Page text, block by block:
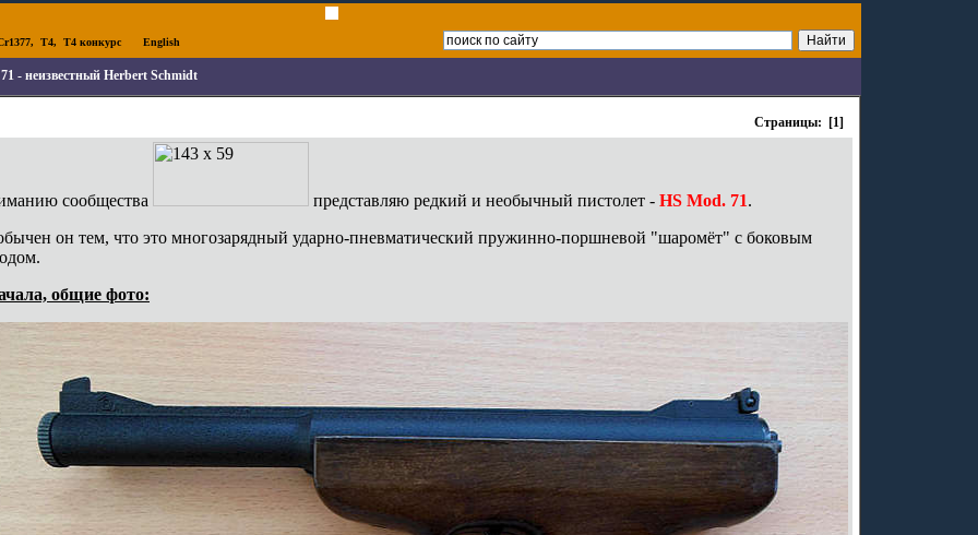
, T4, T4 конкурс English
- неизвестный Herbert Schmidt
Страницы: [1]
сообщества представляю редкий и необычный пистолет - HS Mod. 71.
он тем, что это многозарядный ударно-пневматический пружинно-поршневой "шаромёт" с боковым
общие фото: